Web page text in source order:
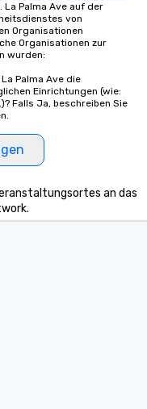
La Palma Ave auf der
von
Organisationen
Organisationen zur
wurden:
Palma Ave die
Einrichtungen (wie:
Falls Ja, beschreiben Sie
an das